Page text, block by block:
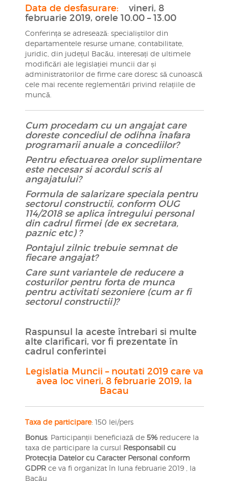
Data de desfasurare:
vineri, 8
februarie 2019, orele 10.00 – 13.00
Conferința se adresează: specialiștilor din
departamentele resurse umane, contabilitate,
juridic, din județul Bacău, interesați de ultimele
modificări ale legislației muncii dar și
administratorilor de firme care doresc să cunoască
cele mai recente reglementări privind relațiile de
muncă.
Cum procedam cu un angajat care
doreste concediul de odihna înafara
programarii anuale a concediilor?
Pentru efectuarea orelor suplimentare
este necesar si acordul scris al
angajatului?
Formula de salarizare speciala pentru
sectorul constructii, conform OUG
114/2018 se aplica întregului personal
din cadrul firmei (de ex secretara,
paznic etc) ?
Pontajul zilnic trebuie semnat de
fiecare angajat?
Care sunt variantele de reducere a
costurilor pentru forta de munca
pentru activitati sezoniere (cum ar fi
sectorul constructii)?
Raspunsul la aceste întrebari si multe
alte clarificari, vor fi prezentate în
cadrul conferintei
Legislatia Muncii – noutati 2019 care va
avea loc vineri, 8 februarie 2019, la
Bacau
Taxa de participare: 150 lei/pers
Bonus: Participanții beneficiază de 5%reducere la
taxa de participare la cursul Responsabil cu
Protecția Datelor cu Caracter Personal conform
GDPRce va fi organizat în luna februarie 2019 , la
Bacău